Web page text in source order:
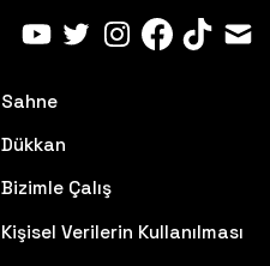
Sahne
Dükkan
Bizimle Çalış
Kişisel Verilerin Kullanılması